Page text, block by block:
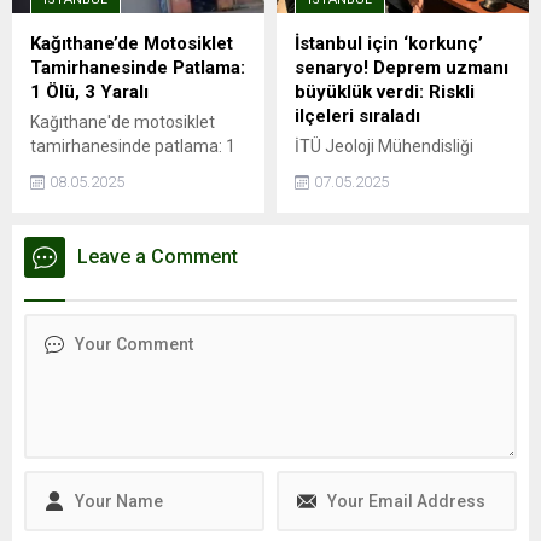
TL’ye yükseldi. Ancak bu
genel artış trendinin aksine,
Kağıthane kiralık ve satılık
konut değer artışında
İstanbul’un en...
entegrasyonu olan ve
İstanbul Havalimanı'na ...
Kağıthane’de Motosiklet
Tamirhanesinde Patlama:
1 Ölü, 3 Yaralı
Kağıthane'de motosiklet
tamirhanesinde patlama: 1
esnasında depoda mahsur
kaybettiİSTANBUL - İstanbul
Kağıthane'de motosiklet
meydana geldiği iddia edildi.
08.05.2025
İstanbul için ‘korkunç’
senaryo! Deprem uzmanı
büyüklük verdi: Riskli
ilçeleri sıraladı
İTÜ Jeoloji Mühendisliği
Yaltırak, İstanbul’da
07.05.2025
Leave a Comment